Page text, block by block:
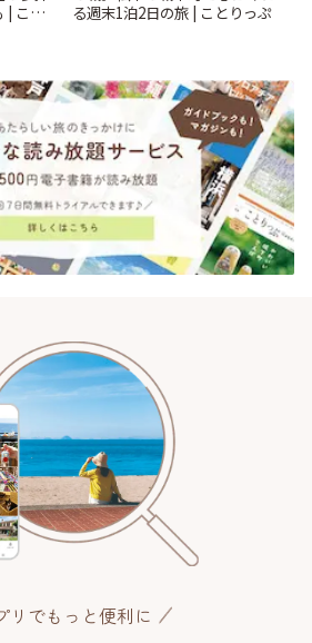
| こと
る週末1泊2日の旅 | ことりっぷ
リでもっと便利に